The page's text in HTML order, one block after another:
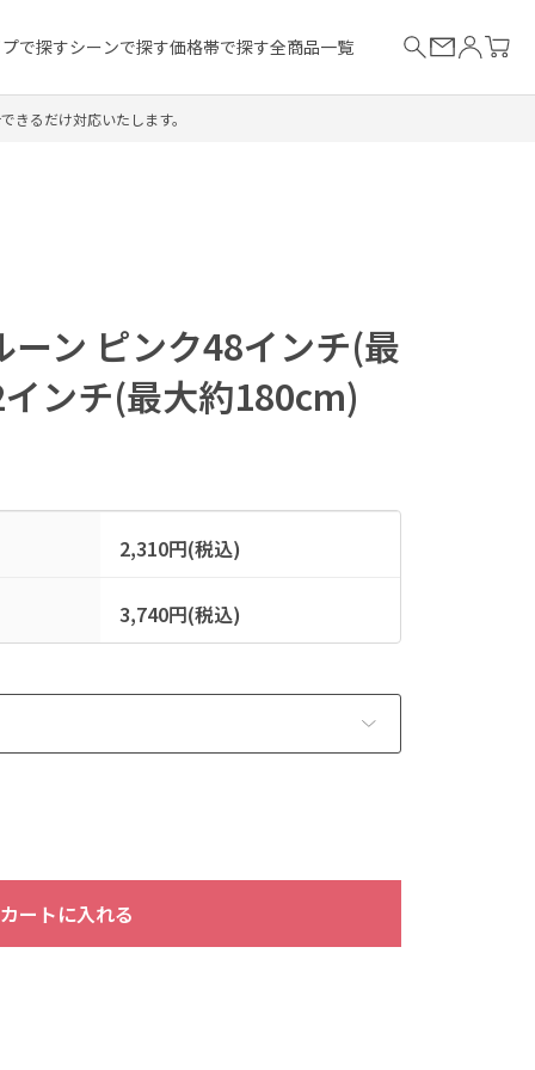
で探すシーンで探す価格帯で探す全商品一覧
きるだけ対応いたします。
ーン ピンク48インチ(最
ンチ(最大約180cm)
2,310円(税込)
3,740円(税込)
カートに入れる